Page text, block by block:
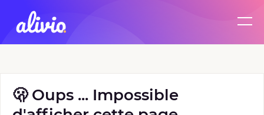
🫢 Oups ... Impossible